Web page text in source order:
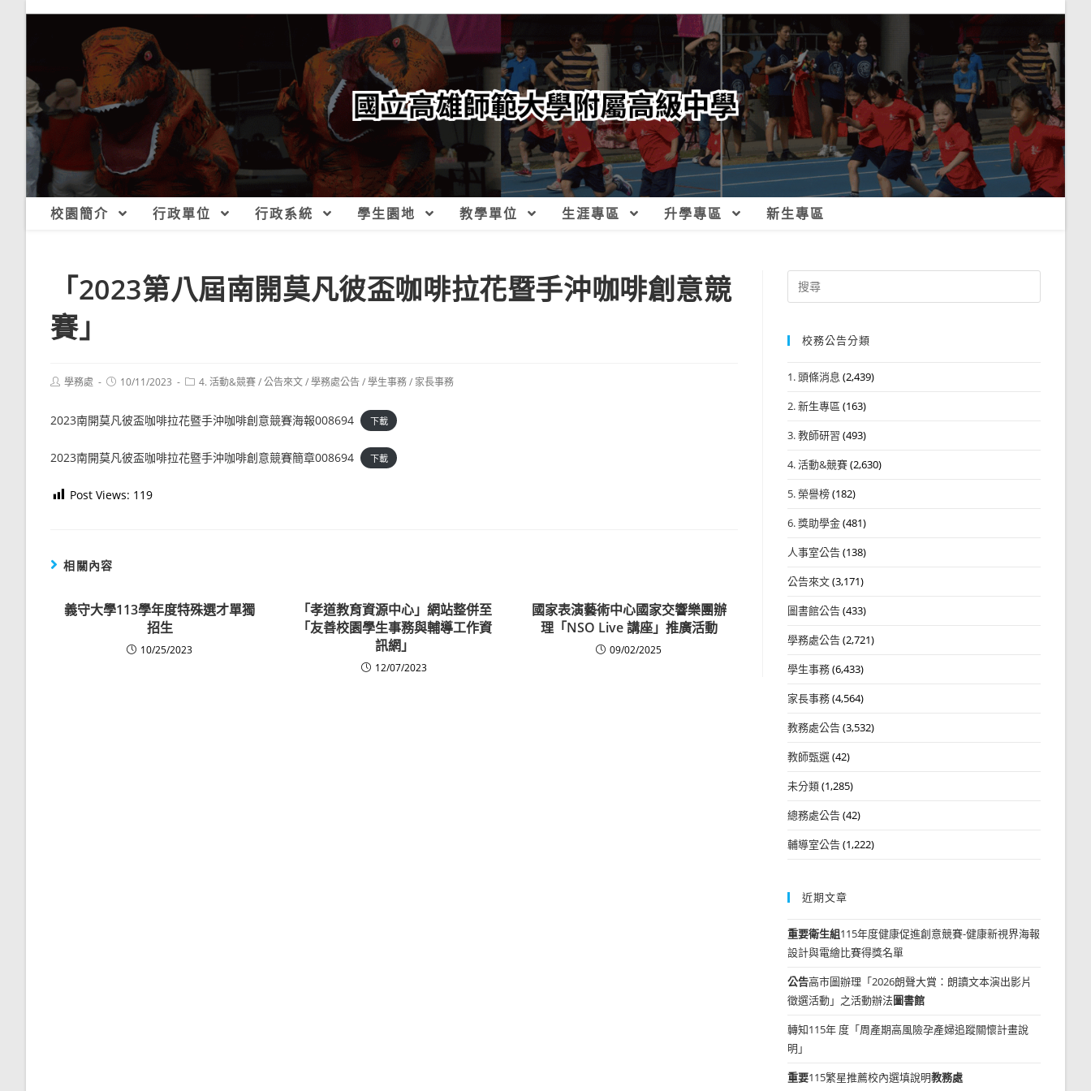
校園簡介 行政單位 行政系統 學生園地 教學單位 生涯專區 升學專區 新生專區
「2023第八屆南開莫凡彼盃咖啡拉花暨手沖咖啡創意競
賽」
Post學務處
Post10/11/2023
Post4. 活動&競賽/公告來文/學務處公告/學生事務/ 家長事務
2023南開莫凡彼盃咖啡拉花暨手沖咖啡創意競賽海報008694 下載
2023南開莫凡彼盃咖啡拉花暨手沖咖啡創意競賽簡章008694 下載
Post Views: 119
相關內容
義守大學113學年度特殊選才單獨
招生
10/25/2023
「孝道教育資源中心」網站整併至
「友善校園學生事務與輔導工作資
訊網」
12/07/2023
國家表演藝術中心國家交響樂團辦
理「NSO Live 講座」推廣活動
09/02/2025
Search
for:
校務公告分類
1. 頭條消息 (2,439)
2. 新生專區 (163)
3. 教師研習 (493)
4. 活動&競賽(2,630)
5. 榮譽榜(182)
6. 獎助學金(481)
人事室公告(138)
公告來文(3,171)
圖書館公告(433)
學務處公告(2,721)
學生事務(6,433)
家長事務(4,564)
教務處公告(3,532)
教師甄選(42)
未分類(1,285)
總務處公告(42)
輔導室公告(1,222)
近期文章
重要衛生組115年度健康促進創意競賽-健康新視界海報
設計與電繪比賽得獎名單
公告高市圖辦理「2026朗聲大賞：朗讀文本演出影片
徵選活動」之活動辦法圖書館
轉知115年 度「周產期高風險孕產婦追蹤關懷計畫說
明」
重要115繁星推薦校內選填說明教務處